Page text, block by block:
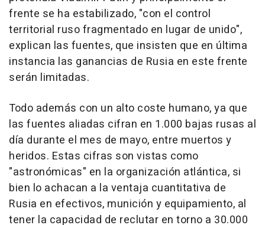
frente se ha estabilizado, "con el control
territorial ruso fragmentado en lugar de unido",
explican las fuentes, que insisten que en última
instancia las ganancias de Rusia en este frente
serán limitadas.
Todo además con un alto coste humano, ya que
las fuentes aliadas cifran en 1.000 bajas rusas al
día durante el mes de mayo, entre muertos y
heridos. Estas cifras son vistas como
"astronómicas" en la organización atlántica, si
bien lo achacan a la ventaja cuantitativa de
Rusia en efectivos, munición y equipamiento, al
tener la capacidad de reclutar en torno a 30.000